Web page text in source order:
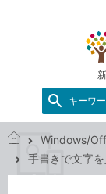
キーワ
で
Windows/
手書きで文字